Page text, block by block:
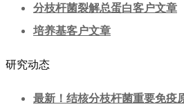
分枝杆菌裂解总蛋白客户文章
培养基客户文章
研究动态
最新！结核分枝杆菌重要免疫